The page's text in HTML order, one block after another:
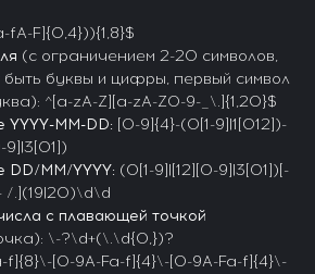
fA-F]{0,4})){1,8}$
(с ограничением 2-20 символов,
быть буквы и цифры, первый символ
^[a-zA-Z][a-zA-Z0-9-_\.]{1,20}$
MM-DD: [0-9]{4}-(0[1-9]|1[012])-
9]|3[01])
MM/YYYY: (0[1-9]|[12][0-9]|3[01])[-
/.](19|20)\d\d
с плавающей точкой
\-?\d+(\.\d{0,})?
f]{8}\-[0-9A-Fa-f]{4}\-[0-9A-Fa-f]{4}\-